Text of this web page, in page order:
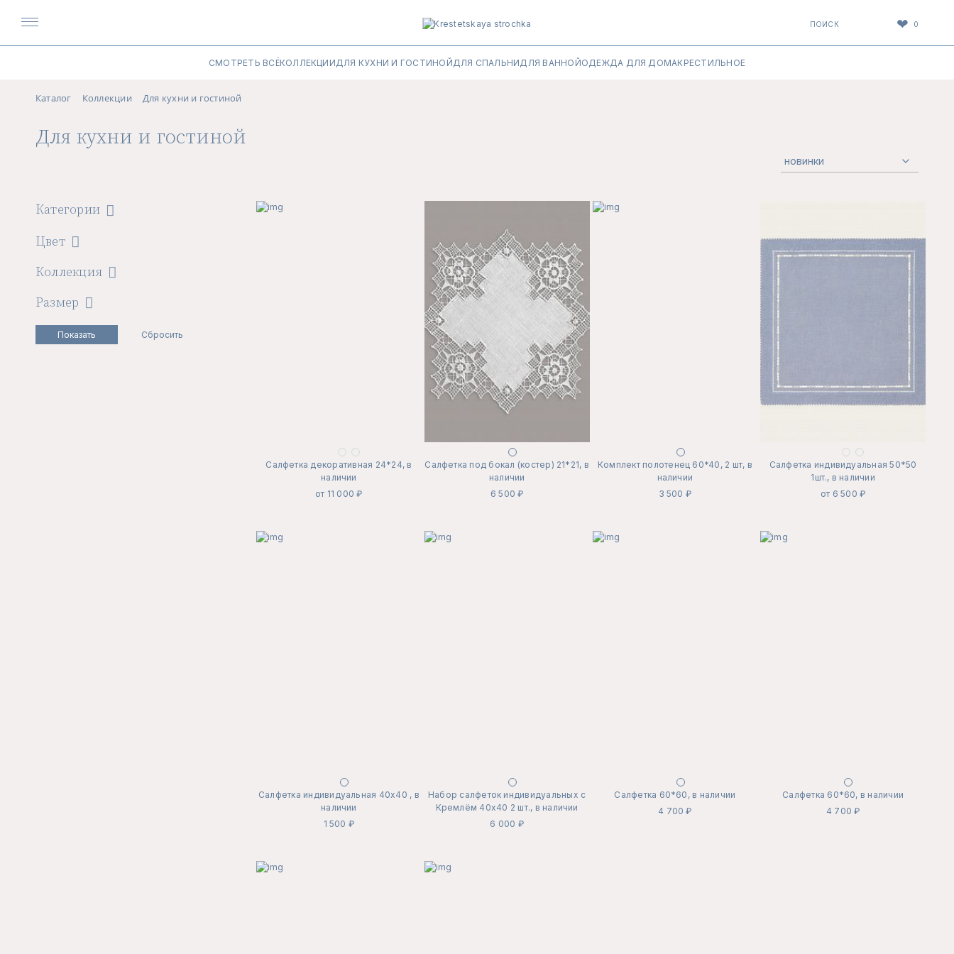
ПОИСК ❤ 0
СМОТРЕТЬ ВСЁКОЛЛЕКЦИИДЛЯ КУХНИ И ГОСТИНОЙДЛЯ СПАЛЬНИДЛЯ ВАННОЙОДЕЖДА ДЛЯ ДОМАКРЕСТИЛЬНОЕ
Каталог Коллекции Для кухни и гостиной
Для кухни и гостиной
Категории
Цвет
Коллекция
Размер
Салфетка декоративная 24*24, в
наличии
от 11 000 ₽
Салфетка под бокал (костер) 21*21, в
наличии
6 500 ₽
Комплект полотенец 60*40, 2 шт, в
наличии
3 500 ₽
Салфетка индивидуальная 50*50
1шт., в наличии
от 6 500 ₽
Салфетка индивидуальная 40х40 , в
наличии
1 500 ₽
Набор салфеток индивидуальных с
Кремлём 40х40 2 шт., в наличии
6 000 ₽
Салфетка 60*60, в наличии
4 700 ₽
Салфетка 60*60, в наличии
4 700 ₽